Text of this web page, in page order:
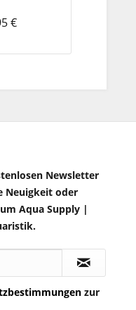
€
Newsletter
Neuigkeit oder
Aqua Supply |
zur